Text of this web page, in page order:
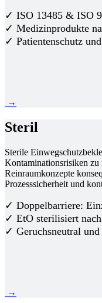
✓ ISO 13485 & ISO
✓ Medizinprodukte
✓ Patientenschutz
→
Steril
Sterile
Kontaminationsrisiken zu
Reinraumkonzepte
Prozesssicherheit und
✓ Doppelbarriere:
✓ EtO sterilisiert
✓ Geruchsneutral
→